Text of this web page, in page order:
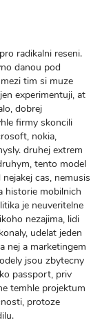
radikalni reseni.
danou pod
tim si muze
experimentuji, at
dobrej
firmy skoncili
nokia,
druhej extrem
tento model
cas, nemusis
historie mobilnich
je neuveritelne
nezajima, lidi
udelat jeden
nej a marketingem
jsou zbytecny
passport, priv
temhle projektum
protoze